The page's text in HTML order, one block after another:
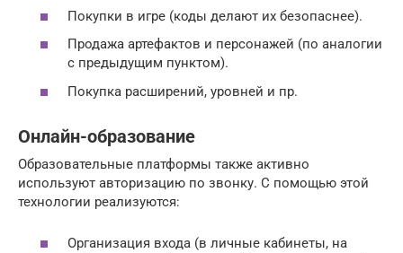
Покупки в игре (коды делают их безопаснее).
Продажа артефактов и персонажей (по аналогии
с предыдущим пунктом).
Покупка расширений, уровней и пр.
Онлайн-образование
Образовательные платформы также активно
используют авторизацию по звонку. С помощью этой
технологии реализуются:
Организация входа (в личные кабинеты, на